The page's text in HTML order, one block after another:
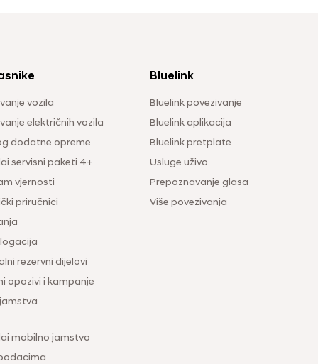
vozila
električnih vozila
dodatne opreme
servisni paketi 4+
vjernosti
priručnici
rezervni dijelovi
opozivi i kampanje
mobilno jamstvo
Bluelink
Bluelink povezivanje
Bluelink aplikacija
Bluelink pretplate
Usluge uživo
Prepoznavanje glasa
Više povezivanja